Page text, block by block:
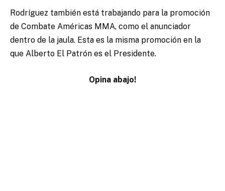
Rodríguez también está trabajando para la promoción
de Combate Américas MMA, como el anunciador
dentro de la jaula. Esta es la misma promoción en la
que Alberto El Patrón es el Presidente.
Opina abajo!